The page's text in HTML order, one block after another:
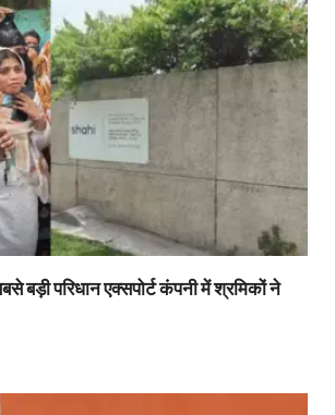
बड़ी परिधान एक्सपोर्ट कंपनी में श्रमिकों ने